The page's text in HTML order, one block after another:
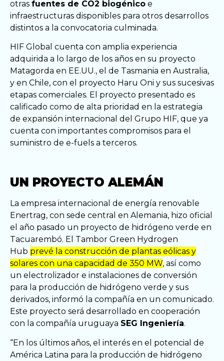
otras fuentes de CO2 biogénico e
infraestructuras disponibles para otros desarrollos
distintos a la convocatoria culminada.
HIF Global cuenta con amplia experiencia
adquirida a lo largo de los años en su proyecto
Matagorda en EE.UU., el de Tasmania en Australia,
y en Chile, con el proyecto Haru Oni y sus sucesivas
etapas comerciales. El proyecto presentado es
calificado como de alta prioridad en la estrategia
de expansión internacional del Grupo HIF, que ya
cuenta con importantes compromisos para el
suministro de e-fuels a terceros.
UN PROYECTO ALEMÁN
La empresa internacional de energía renovable
Enertrag, con sede central en Alemania, hizo oficial
el año pasado un proyecto de hidrógeno verde en
Tacuarembó. El Tambor Green Hydrogen
Hub prevé la construcción de plantas eólicas y
solares con una capacidad de 350 MW, así como
un electrolizador e instalaciones de conversión
para la producción de hidrógeno verde y sus
derivados, informó la compañía en un comunicado.
Este proyecto será desarrollado en cooperación
con la compañía uruguaya SEG Ingeniería.
“En los últimos años, el interés en el potencial de
América Latina para la producción de hidrógeno